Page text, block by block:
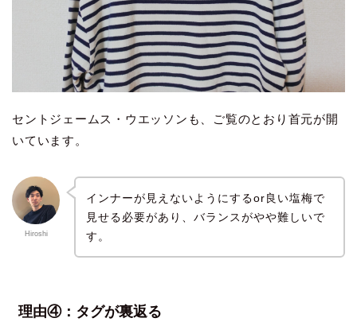
セントジェームス・ウエッソンも、ご覧のとおり首元が開
いています。
Hiroshi
インナーが見えないようにするor良い塩梅で
見せる必要があり、バランスがやや難しいで
す。
理由④：タグが裏返る